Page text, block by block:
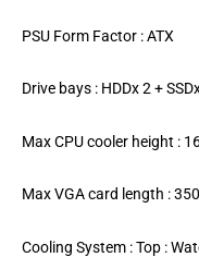
PSU Form Factor : ATX
Drive bays : HDDx 2 +
Max CPU cooler height :
Max VGA card length :
Cooling System : Top :